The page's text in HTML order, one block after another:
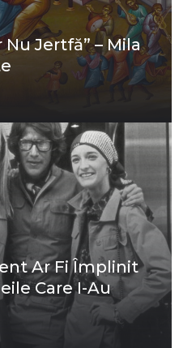
Nu Jertfă” – Mila
Ar Fi Împlinit
Care I-Au